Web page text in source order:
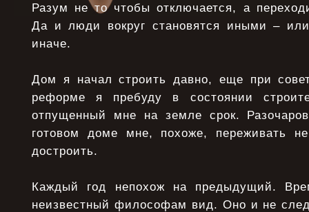
Разум не то чтобы отключается, а
Да и люди вокруг становятся иными –
иначе.
Дом я начал строить давно, еще при
реформе я пребуду в состоянии
отпущенный мне на земле срок.
готовом доме мне, похоже, переживать
достроить.
Каждый год непохож на предыдущий.
неизвестный философам вид. Оно и не